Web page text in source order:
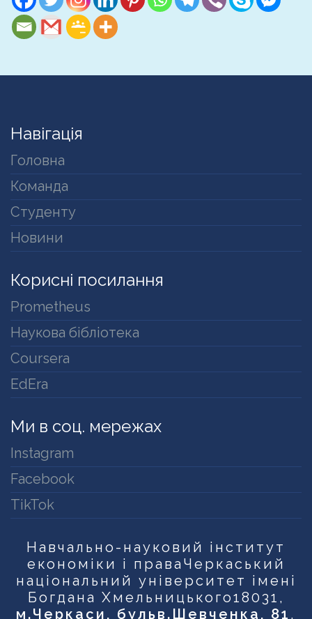
Навігація
Головна
Команда
Студенту
Новини
Корисні посилання
Prometheus
Наукова бібліотека
Coursera
EdEra
Ми в соц. мережах
Instagram
Facebook
TikTok
Навчально-науковий інститут
економіки і права Черкаський
національний університет імені
Богдана Хмельницького18031,
м.Черкаси, бульв.Шевченка, 81 ,